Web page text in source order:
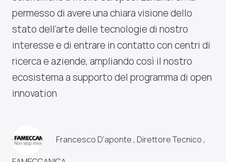
permesso di avere una chiara visione dello
stato dell’arte delle tecnologie di nostro
interesse e di entrare in contatto con centri di
ricerca e aziende, ampliando così il nostro
ecosistema a supporto del programma di open
innovation
Francesco D’aponte , Direttore Tecnico ,